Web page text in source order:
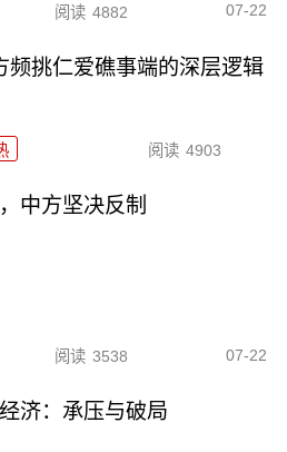
阅读 4882 07-22
频挑仁爱礁事端的深层逻辑
阅读 4903
中方坚决反制
阅读 3538 07-22
济：承压与破局